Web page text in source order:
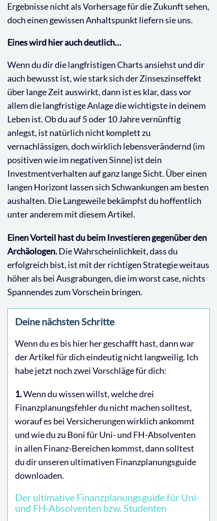
Ergebnisse nicht als Vorhersage für die Zukunft sehen,
doch einen gewissen Anhaltspunkt liefern sie uns.
Eines wird hier auch deutlich…
Wenn du dir die langfristigen Charts ansiehst und dir
auch bewusst ist, wie stark sich der Zinseszinseffekt
über lange Zeit auswirkt, dann ist es klar, dass vor
allem die langfristige Anlage die wichtigste in deinem
Leben ist. Ob du auf 5 oder 10 Jahre vernünftig
anlegst, ist natürlich nicht komplett zu
vernachlässigen, doch wirklich lebensverändernd (im
positiven wie im negativen Sinne) ist dein
Investmentverhalten auf ganz lange Sicht. Über einen
langen Horizont lassen sich Schwankungen am besten
aushalten. Die Langeweile bekämpfst du hoffentlich
unter anderem mit diesem Artikel.
Einen Vorteil hast du beim Investieren gegenüber den
Archäologen.Die Wahrscheinlichkeit, dass du
erfolgreich bist, ist mit der richtigen Strategie weitaus
höher als bei Ausgrabungen, die im worst case, nichts
Spannendes zum Vorschein bringen.
Deine nächsten Schritte
Wenn du es bis hier her geschafft hast, dann war
der Artikel für dich eindeutig nicht langweilig. Ich
habe jetzt noch zwei Vorschläge für dich:
1.Wenn du wissen willst, welche drei
Finanzplanungsfehler du nicht machen solltest,
worauf es bei Versicherungen wirklich ankommt
und wie du zu Boni für Uni- und FH-Absolventen
in allen Finanz-Bereichen kommst, dann solltest
du dir unseren ultimativen Finanzplanungsguide
downloaden.
Der ultimative Finanzplanungsguide für Uni-
und FH-Absolventen bzw. Studenten